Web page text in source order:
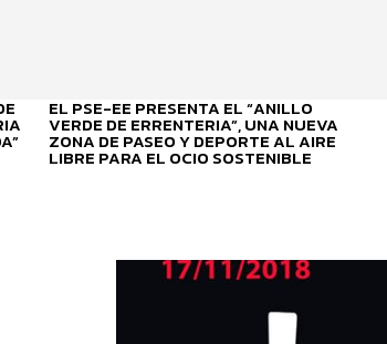
EL PSE-EE PRESENTA EL “ANILLO
VERDE DE ERRENTERIA”, UNA NUEVA
ZONA DE PASEO Y DEPORTE AL AIRE
LIBRE PARA EL OCIO SOSTENIBLE